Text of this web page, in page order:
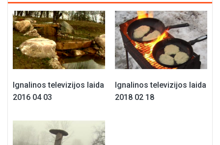
Ignalinos televizijos laida
2016 04 03
Ignalinos televizijos laida
2018 02 18